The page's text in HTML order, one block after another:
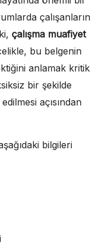
çalışanların
çalışma muafiyet
bu belgenin
anlamak kritik
bir şekilde
açısından
bilgileri